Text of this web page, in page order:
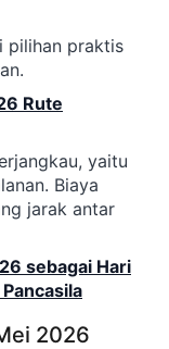
pilihan praktis
Rute
yaitu
Biaya
jarak antar
sebagai Hari
2026